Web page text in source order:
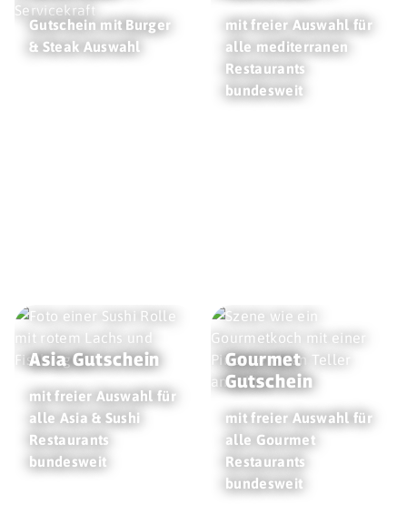
Gutschein mit Burger
& Steak Auswahl
mit freier Auswahl für
alle mediterranen
Restaurants
bundesweit
Asia Gutschein
mit freier Auswahl für
alle Asia & Sushi
Restaurants
bundesweit
Gourmet
Gutschein
mit freier Auswahl für
alle Gourmet
Restaurants
bundesweit